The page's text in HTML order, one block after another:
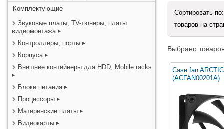
Комплектующие
Звуковые платы, TV-тюнеры, платы
видеомонтажа
Контроллеры, порты
Корпуса
Внешние контейнеры для HDD, Mobile racks
Блоки питания
Процессоры
Материнские платы
Видеокарты
Сортировать
товаров на
Выбрано
Case fan
(ACFAN00201A)